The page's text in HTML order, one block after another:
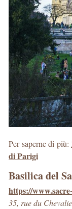
Per saperne di più:
di Parigi
Basilica del
https://
35, rue du